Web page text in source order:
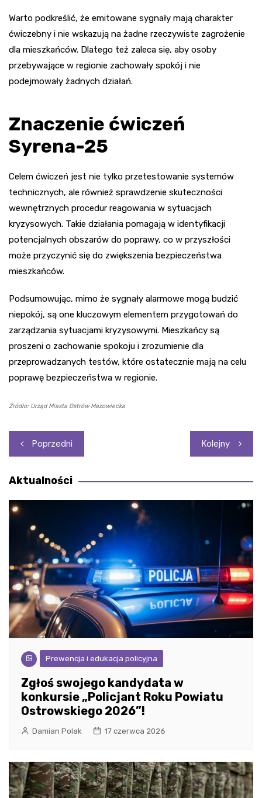
Warto podkreślić, że emitowane sygnały mają charakter
ćwiczebny i nie wskazują na żadne rzeczywiste zagrożenie
dla mieszkańców. Dlatego też zaleca się, aby osoby
przebywające w regionie zachowały spokój i nie
podejmowały żadnych działań.
Znaczenie ćwiczeń
Syrena-25
Celem ćwiczeń jest nie tylko przetestowanie systemów
technicznych, ale również sprawdzenie skuteczności
wewnętrznych procedur reagowania w sytuacjach
kryzysowych. Takie działania pomagają w identyfikacji
potencjalnych obszarów do poprawy, co w przyszłości
może przyczynić się do zwiększenia bezpieczeństwa
mieszkańców.
Podsumowując, mimo że sygnały alarmowe mogą budzić
niepokój, są one kluczowym elementem przygotowań do
zarządzania sytuacjami kryzysowymi. Mieszkańcy są
proszeni o zachowanie spokoju i zrozumienie dla
przeprowadzanych testów, które ostatecznie mają na celu
poprawę bezpieczeństwa w regionie.
Źródło: Urząd Miasta Ostrów Mazowiecka
Nawigacja
wpisu
Poprzedni Kolejny
Aktualności
Prewencja i edukacja policyjna
Zgłoś swojego kandydata w
konkursie „Policjant Roku Powiatu
Ostrowskiego 2026”!
Damian Polak 17 czerwca 2026